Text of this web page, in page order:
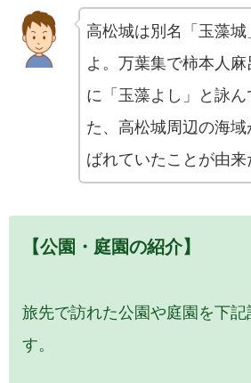
高松城は別名「玉藻
よ。万葉集で柿本人
に「玉藻よし」と詠ん
た、高松城周辺の海
ばれていたことが由来
【公園・庭園の紹介】
旅先で訪れた公園や庭園を下記
す。